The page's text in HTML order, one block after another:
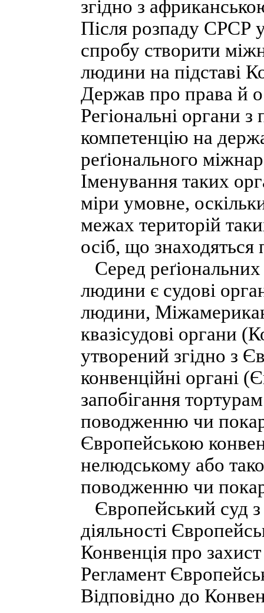
згідно з
Після розпаду СРСР
спробу створити
людини на підставі
Держав про права й
Регіональні
компетенцію на
реґіонального
Іменування таких
міри умовне,
межах територій
осіб, що
Серед
людини є судові
людини,
квазісудові органи
утворений згідно з
конвенційні органі
запобігання
поводженню чи
Європейською
нелюдському або
поводженню чи
Європейський суд
діяльності
Конвенція про
Регламент
Відповідно до